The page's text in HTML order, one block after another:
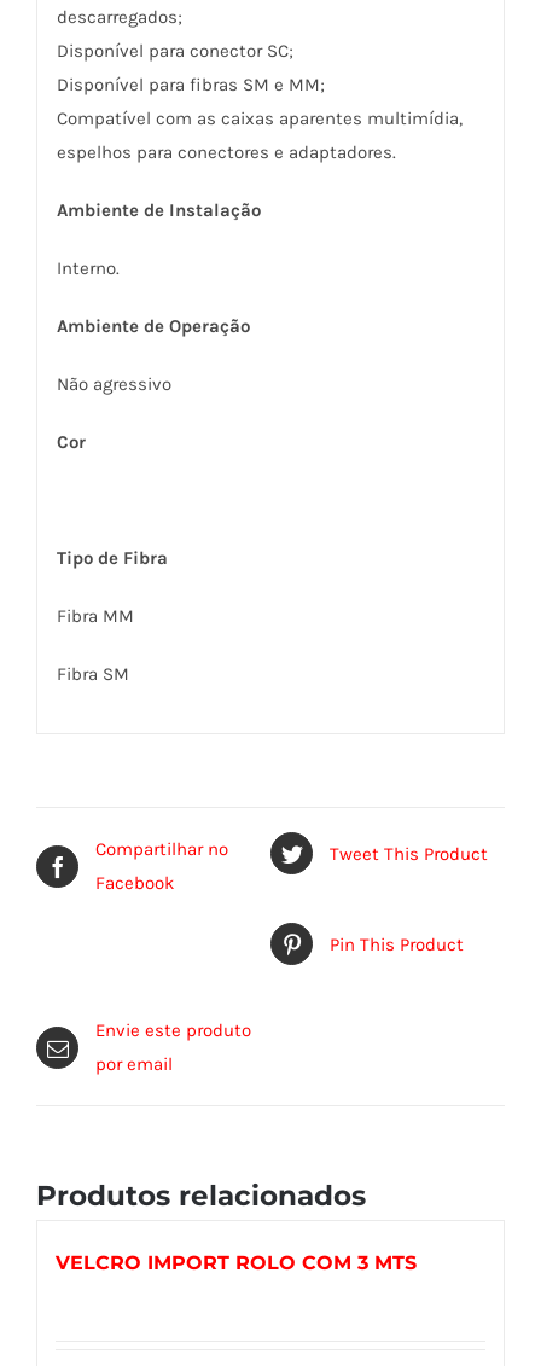
descarregados;
Disponível para conector SC;
Disponível para fibras SM e MM;
Compatível com as caixas aparentes multimídia,
espelhos para conectores e adaptadores.
Ambiente de Instalação
Interno.
Ambiente de Operação
Não agressivo
Cor
Tipo de Fibra
Fibra MM
Fibra SM
Compartilhar no
Facebook
Tweet This Product
Pin This Product
Envie este produto
por email
Produtos relacionados
VELCRO IMPORT ROLO COM 3 MTS